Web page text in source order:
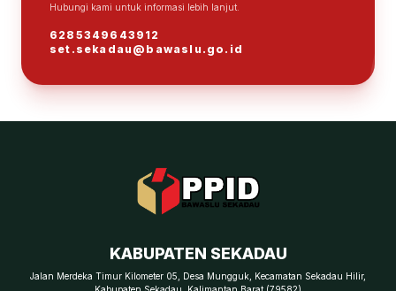
Hubungi kami untuk informasi lebih lanjut.
6285349643912
set.sekadau@bawaslu.go.id
KABUPATEN SEKADAU
Jalan Merdeka Timur Kilometer 05, Desa Mungguk, Kecamatan Sekadau Hilir,